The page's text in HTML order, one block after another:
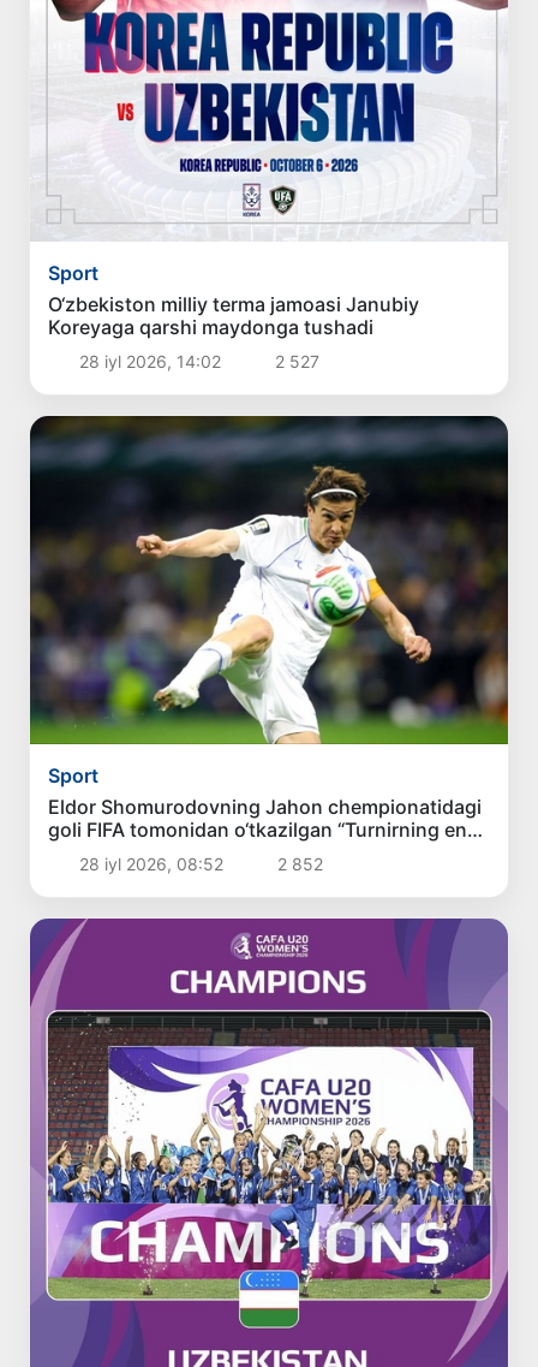
Sport
O‘zbekiston milliy terma jamoasi Janubiy
Koreyaga qarshi maydonga tushadi
28 iyl 2026, 14:02 2 527
Sport
Eldor Shomurodovning Jahon chempionatidagi
goli FIFA tomonidan o‘tkazilgan “Turnirning eng
chiroyli goli” so‘rovnomasida ikkinchi o‘rinni
egalladi
28 iyl 2026, 08:52 2 852